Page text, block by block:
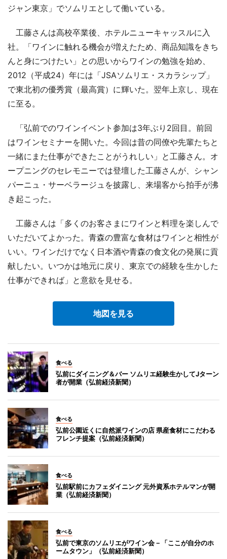
ジャン東京」でソムリエとして働いている。
工藤さんは高校卒業後、ホテルニューキャッスルに入
社。「ワインに触れる機会が増えたため、商品知識をきち
んと身につけたい」との思いからワインの勉強を始め、
2012（平成24）年には「JSAソムリエ・スカラシップ」
で東北初の優秀賞（最高賞）に輝いた。翌年上京し、現在
に至る。
「弘前でのワインイベント参加は3年ぶり2回目。前回
はワインセミナーを開いた。今回は昔の同僚や先輩たちと
一緒にまた仕事ができたことがうれしい」と工藤さん。オ
ープニングのセレモニーでは登壇した工藤さんが、シャン
パーニュ・サーベラージュを披露し、来場客から拍手が沸
き起こった。
工藤さんは「多くのお客さまにワインと料理を楽しんで
いただいてよかった。青森の豊富な食材はワインと相性が
いい。ワインだけでなく日本酒や青森の食文化の発展に貢
献したい。いつかは地元に戻り、東京での経験を生かした
仕事ができれば」と意欲を見せる。
地図を見る
食べる
弘前にダイニング＆バー ソムリエ経験生かしてJターン
者が開業（弘前経済新聞）
食べる
弘前公園近くに自然派ワインの店 県産食材にこだわる
フレンチ提案（弘前経済新聞）
食べる
弘前駅前にカフェダイニング 元外資系ホテルマンが開
業（弘前経済新聞）
食べる
弘前で東京のソムリエがワイン会－「ここが自分のホ
ームタウン」（弘前経済新聞）